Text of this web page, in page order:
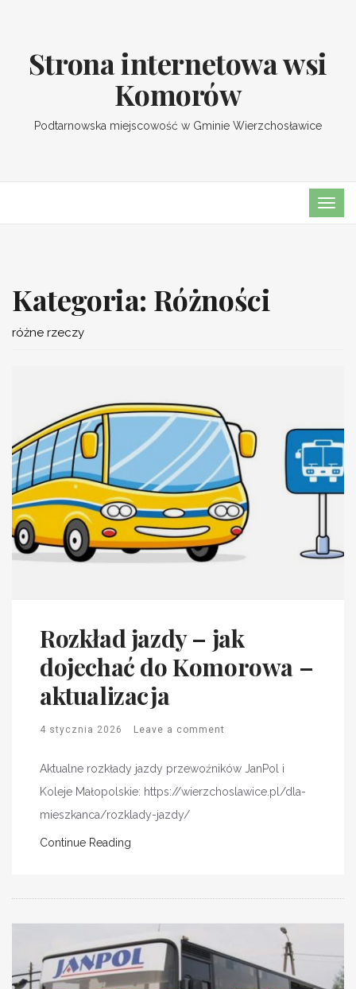
Strona internetowa wsi
Komorów
Podtarnowska miejscowość w Gminie Wierzchosławice
Kategoria: Różności
różne rzeczy
Rozkład jazdy – jak
dojechać do Komorowa –
aktualizacja
4 stycznia 2026 Leave a comment
Aktualne rozkłady jazdy przewoźników JanPol i
Koleje Małopolskie: https://wierzchoslawice.pl/dla-
mieszkanca/rozklady-jazdy/
Continue Reading